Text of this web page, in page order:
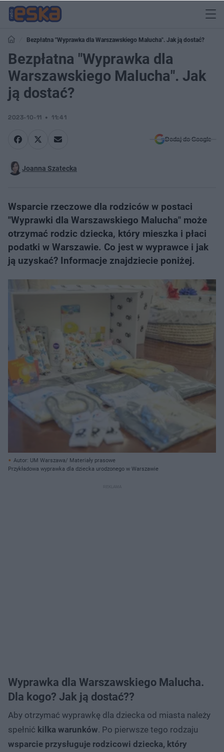
Bezpłatna "Wyprawka dla Warszawskiego Malucha". Jak ją dostać?
Bezpłatna "Wyprawka dla
Warszawskiego Malucha". Jak
ją dostać?
2023-10-11 11:41
Dodaj do Google
Joanna Szatecka
Wsparcie rzeczowe dla rodziców w postaci
"Wyprawki dla Warszawskiego Malucha" może
otrzymać rodzic dziecka, który mieszka i płaci
podatki w Warszawie. Co jest w wyprawce i jak
ją uzyskać? Informacje znajdziecie poniżej.
Autor: UM Warszawa/ Materiały prasowe
Przykładowa wyprawka dla dziecka urodzonego w Warszawie
Wyprawka dla Warszawskiego Malucha.
Dla kogo? Jak ją dostać??
Aby otrzymać wyprawkę dla dziecka od miasta należy
spełnić kilka warunków. Po pierwsze tego rodzaju
wsparcie przysługuje rodzicowi dziecka, który